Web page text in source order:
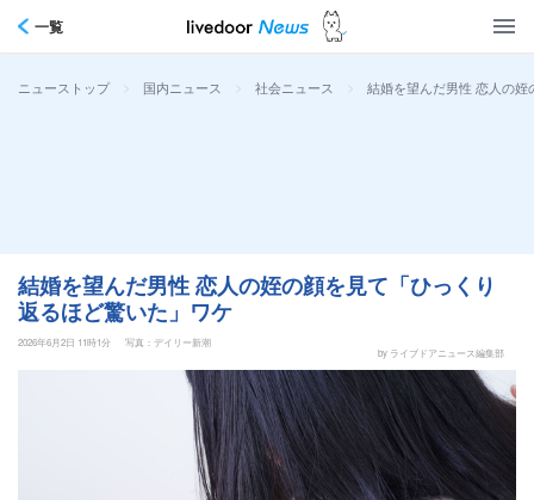
一覧
ニューストップ > 国内ニュース > 社会ニュース > 結婚を望んだ男性 恋人の
結婚を望んだ男性 恋人の姪の顔を見て「ひっくり
返るほど驚いた」ワケ
2026年6月2日 11時1分
写真：デイリー新潮
by ライブドアニュース編集部